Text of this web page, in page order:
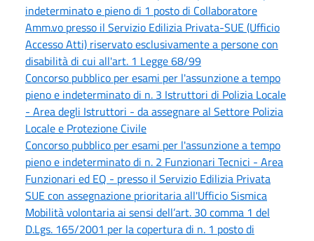
indeterminato e pieno di 1 posto di Collaboratore
Amm.vo presso il Servizio Edilizia Privata-SUE (Ufficio
Accesso Atti) riservato esclusivamente a persone con
disabilità di cui all'art. 1 Legge 68/99
Concorso pubblico per esami per l'assunzione a tempo
pieno e indeterminato di n. 3 Istruttori di Polizia Locale
- Area degli Istruttori - da assegnare al Settore Polizia
Locale e Protezione Civile
Concorso pubblico per esami per l'assunzione a tempo
pieno e indeterminato di n. 2 Funzionari Tecnici - Area
Funzionari ed EQ - presso il Servizio Edilizia Privata
SUE con assegnazione prioritaria all'Ufficio Sismica
Mobilità volontaria ai sensi dell’art. 30 comma 1 del
D.Lgs. 165/2001 per la copertura di n. 1 posto di